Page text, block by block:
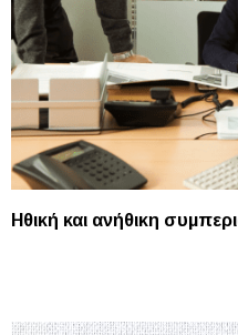
Ηθική και ανήθικη